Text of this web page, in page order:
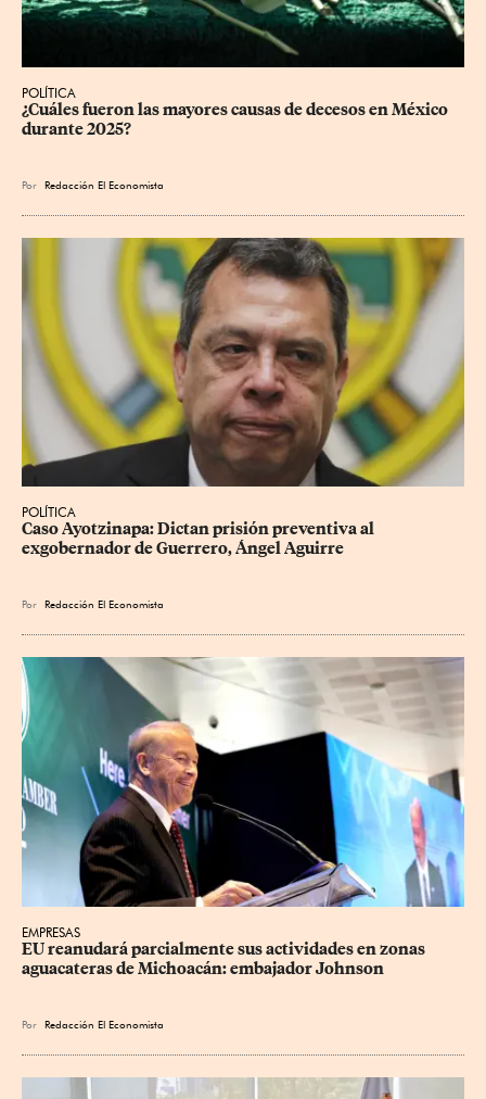
POLÍTICA
¿Cuáles fueron las mayores causas de decesos en México
durante 2025?
Por Redacción El Economista
POLÍTICA
Caso Ayotzinapa: Dictan prisión preventiva al
exgobernador de Guerrero, Ángel Aguirre
Por Redacción El Economista
EMPRESAS
EU reanudará parcialmente sus actividades en zonas
aguacateras de Michoacán: embajador Johnson
Por Redacción El Economista